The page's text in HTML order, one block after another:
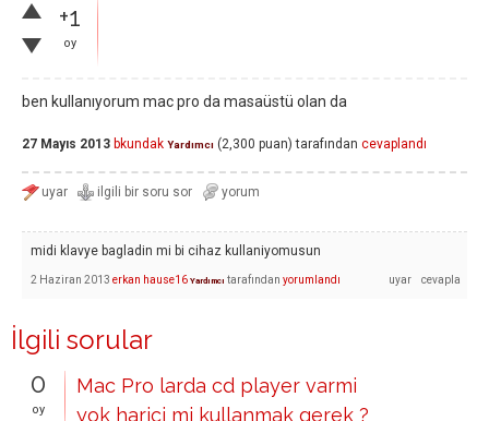
+1
oy
ben kullanıyorum mac pro da masaüstü olan da
27 Mayıs 2013 bkundak Yardımcı (2,300 puan) tarafından cevaplandı
midi klavye bagladin mi bi cihaz kullaniyomusun
2 Haziran 2013 erkan hause16 Yardımcı tarafından yorumlandı
İlgili sorular
0
oy
Mac Pro larda cd player varmi
yok harici mi kullanmak gerek ?